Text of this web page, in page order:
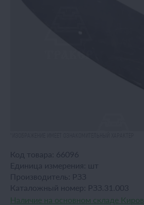
Код товара: 66096
Единица измерения:
шт
Производитель: РЗЗ
Каталожный номер: РЗЗ.31.003
Наличие на основном складе Киров: